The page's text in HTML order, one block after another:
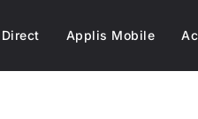
Applis Mobile